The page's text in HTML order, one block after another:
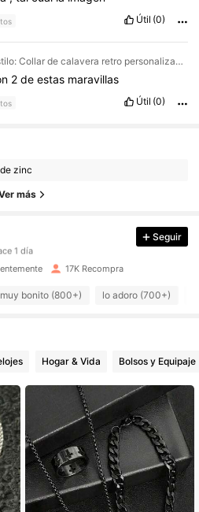
Útil (0)
Tipo de Estilo: Collar de calavera retro personalizado / Color: Plateado / Talla: Unitalla
2 de estas maravillas
Útil (0)
zinc
más
1 día
Seguir
17K Recompra
muy bonito (800+) lo adoro (700+)
Hogar & Vida Bolsos y Equipaje